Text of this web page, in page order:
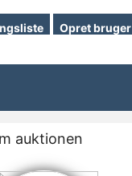
Opret bruger
auktionen